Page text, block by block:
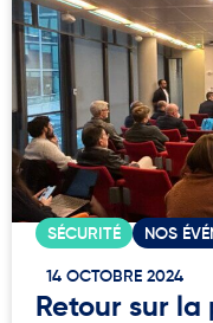
SÉCURITÉ NOS
14 OCTOBRE 2024
Retour sur